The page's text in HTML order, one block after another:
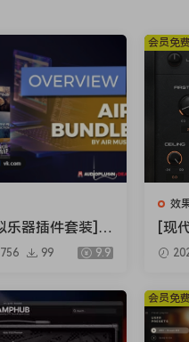
sampled meticulously
combined in creative and
synthesizers and push
The UI design includes an
for real time
and growling
RetroMod series allow
mono synths contained
samples from 11
machines are
sampling, they also
the second oscillator
乐器插件套装] A
Instrumen
R2R [WiN]（5.9
756 99 9.9
效
[现
件]
ux
会员免费
会员免费